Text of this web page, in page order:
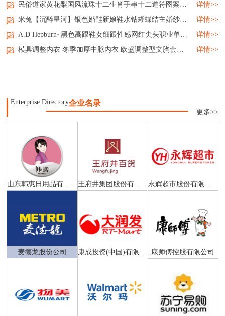
民俗道家黄花梨国风流珠十二生肖手串十二道符图案饰品...
详情>>
米兔【沉醉星河】银色婚鞋新娘鞋水钻蝴蝶结主婚纱高跟鞋高级...
详情>>
A.D Hepburn~黑色高跟鞋女细跟性感网红尖头职业单鞋工作鞋通勤ol...
详情>>
模具调整内衣 冬季加厚中脉内衣 欧盛调整型文胸套装厂家...
详情>>
Enterprise Directory企业名录
更多>>
王府井集团股份有限公司
麦德龙股份公司 康成投资(中国)有限公司 康师傅控股有限公司